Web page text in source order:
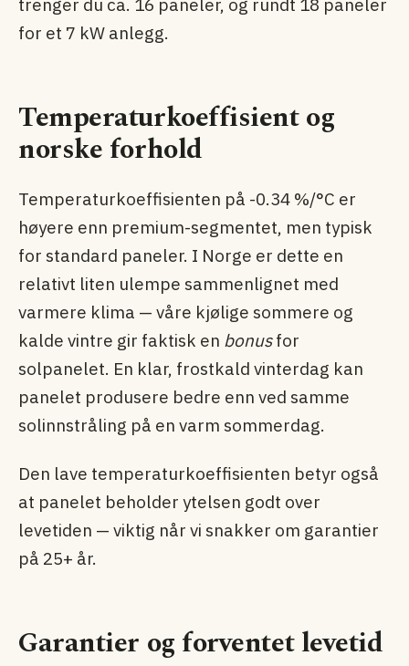
for et 7 kW anlegg.
Temperaturkoeffisient og
norske forhold
Temperaturkoeffisienten på -0.34 %/°C er
høyere enn premium-segmentet, men typisk
for standard paneler. I Norge er dette en
relativt liten ulempe sammenlignet med
varmere klima — våre kjølige sommere og
kalde vintre gir faktisk en bonusfor
solpanelet. En klar, frostkald vinterdag kan
panelet produsere bedre enn ved samme
solinnstråling på en varm sommerdag.
Den lave temperaturkoeffisienten betyr også
at panelet beholder ytelsen godt over
levetiden — viktig når vi snakker om garantier
på 25+ år.
Garantier og forventet levetid